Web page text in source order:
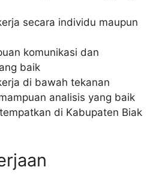
secara individu maupun
komunikasi dan
baik
di bawah tekanan
analisis yang baik
di Kabupaten Biak